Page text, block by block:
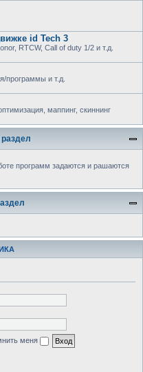
id Tech 3
RTCW, Call of duty 1/2 и т.д.
программы и т.д.
маппинг, скиннинг
раздел
программ задаются и рашаются
меня